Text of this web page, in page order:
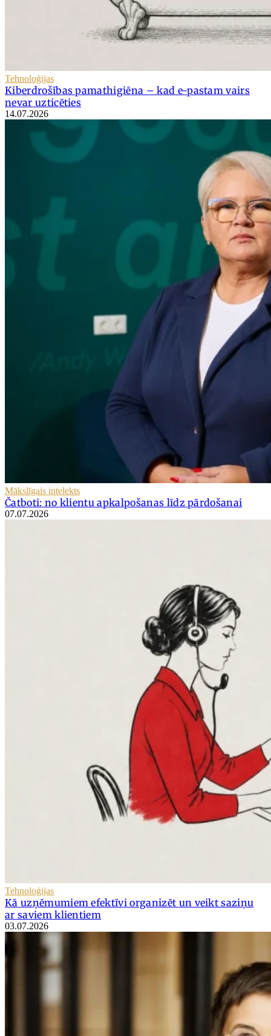
Tehnoloģijas
Kiberdrošības pamathigiēna – kad e-pastam vairs
nevar uzticēties
14.07.2026
Mākslīgais intelekts
Čatboti: no klientu apkalpošanas līdz pārdošanai
07.07.2026
Tehnoloģijas
Kā uzņēmumiem efektīvi organizēt un veikt saziņu
ar saviem klientiem
03.07.2026